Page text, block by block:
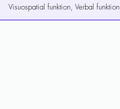
Visuospatial funktion, Verbal funktion